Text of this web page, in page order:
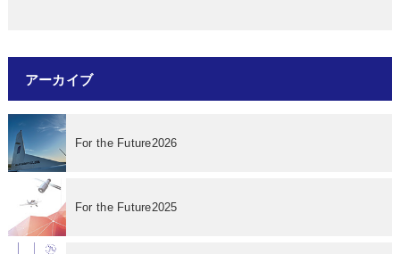
アーカイブ
For the Future2026
For the Future2025